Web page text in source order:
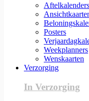
Aftelkalenders
Posters
Weekplanners
Wenskaarten
Verzorging
In Verzorging